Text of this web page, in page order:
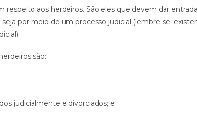
aos herdeiros. São eles que devem dar entrada
por meio de um processo judicial (lembre-se:
são:
judicialmente e divorciados; e